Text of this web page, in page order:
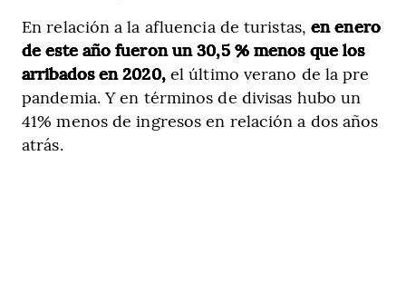
En relación a la afluencia de turistas, en enero
de este año fueron un 30,5 % menos que los
arribados en 2020,el último verano de la pre
pandemia. Y en términos de divisas hubo un
41% menos de ingresos en relación a dos años
atrás.